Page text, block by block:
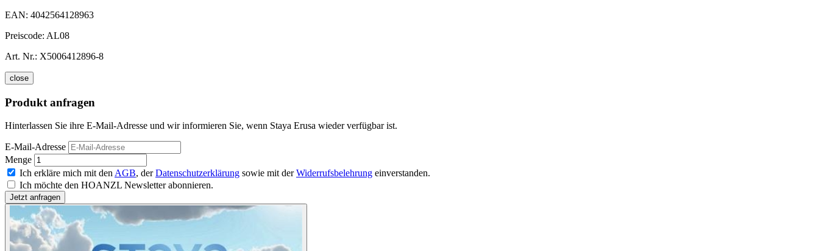
EAN: 4042564128963
Preiscode: AL08
Art. Nr.: X5006412896-8
close
Produkt anfragen
Hinterlassen Sie ihre E-Mail-Adresse und wir informieren Sie, wenn Staya Erusa wieder verfügbar ist.
E-Mail-Adresse
Menge
Ich erkläre mich mit den AGB, derDatenschutzerklärung sowie mit derWiderrufsbelehrung einverstanden.
Ich möchte den HOANZL Newsletter abonnieren.